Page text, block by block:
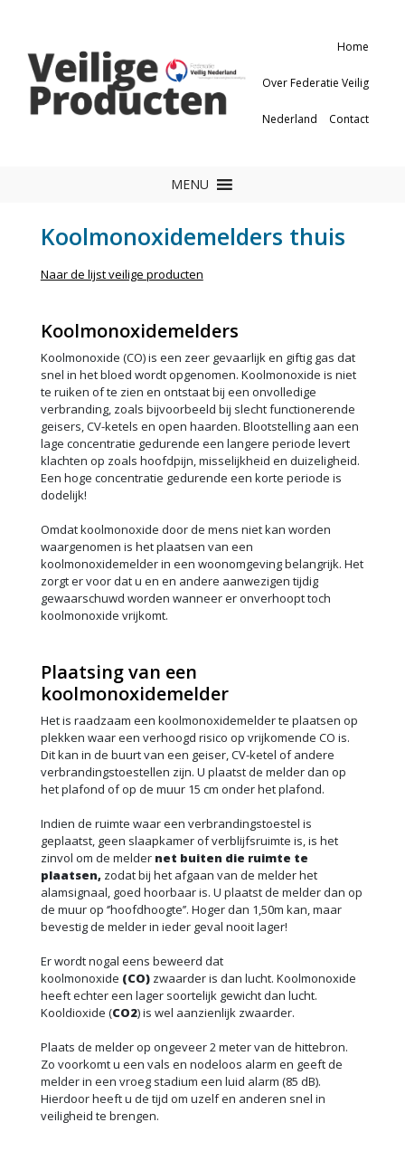
Home
Over Federatie Veilig
Nederland Contact
MENU
Koolmonoxidemelders thuis
Naar de lijst veilige producten
Koolmonoxidemelders
Koolmonoxide (CO) is een zeer gevaarlijk en giftig gas dat
snel in het bloed wordt opgenomen. Koolmonoxide is niet
te ruiken of te zien en ontstaat bij een onvolledige
verbranding, zoals bijvoorbeeld bij slecht functionerende
geisers, CV-ketels en open haarden. Blootstelling aan een
lage concentratie gedurende een langere periode levert
klachten op zoals hoofdpijn, misselijkheid en duizeligheid.
Een hoge concentratie gedurende een korte periode is
dodelijk!
Omdat koolmonoxide door de mens niet kan worden
waargenomen is het plaatsen van een
koolmonoxidemelder in een woonomgeving belangrijk. Het
zorgt er voor dat u en en andere aanwezigen tijdig
gewaarschuwd worden wanneer er onverhoopt toch
koolmonoxide vrijkomt.
Plaatsing van een
koolmonoxidemelder
Het is raadzaam een koolmonoxidemelder te plaatsen op
plekken waar een verhoogd risico op vrijkomende CO is.
Dit kan in de buurt van een geiser, CV-ketel of andere
verbrandingstoestellen zijn. U plaatst de melder dan op
het plafond of op de muur 15 cm onder het plafond.
Indien de ruimte waar een verbrandingstoestel is
geplaatst, geen slaapkamer of verblijfsruimte is, is het
zinvol om de melder net buiten die ruimte te
plaatsen, zodat bij het afgaan van de melder het
alamsignaal, goed hoorbaar is. U plaatst de melder dan op
de muur op ‘’hoofdhoogte’’. Hoger dan 1,50m kan, maar
bevestig de melder in ieder geval nooit lager!
Er wordt nogal eens beweerd dat
koolmonoxide (CO)zwaarder is dan lucht. Koolmonoxide
heeft echter een lager soortelijk gewicht dan lucht.
Kooldioxide (CO2) is wel aanzienlijk zwaarder.
Plaats de melder op ongeveer 2 meter van de hittebron.
Zo voorkomt u een vals en nodeloos alarm en geeft de
melder in een vroeg stadium een luid alarm (85 dB).
Hierdoor heeft u de tijd om uzelf en anderen snel in
veiligheid te brengen.